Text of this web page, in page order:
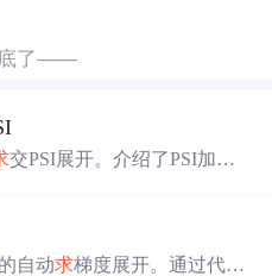
了——
交PSI展开。介绍了PSI加密
和基础协议。对PSI协议分
类型协议的优缺点和适用
自动求梯度展开。通过代码